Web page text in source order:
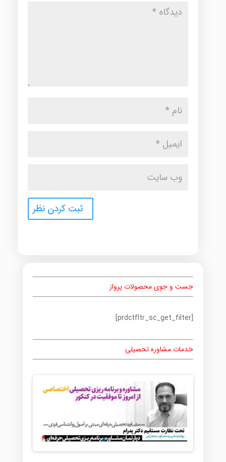
جست و جوی محصولات پرواز
[prdctfltr_sc_get_filter]
خدمات مشاوره تحصیلی